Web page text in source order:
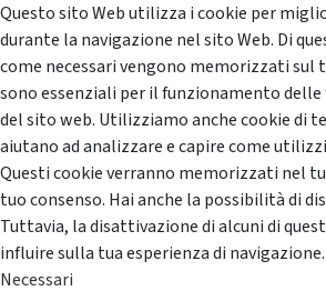
Questo sito Web utilizza i cookie per
durante la navigazione nel sito Web. Di
come necessari vengono memorizzati sul
sono essenziali per il funzionamento
del sito web. Utilizziamo anche cookie di
aiutano ad analizzare e capire come
Questi cookie verranno memorizzati nel
tuo consenso. Hai anche la possibilità di
Tuttavia, la disattivazione di alcuni di
influire sulla tua esperienza di navigazione.
Necessari